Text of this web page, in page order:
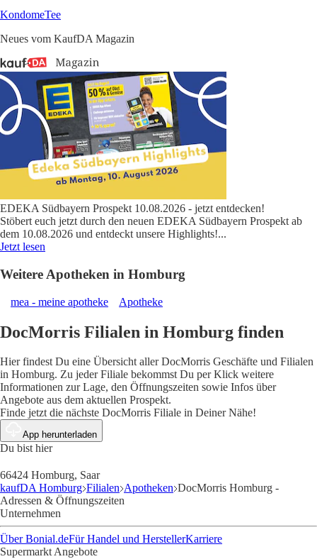
KondomeTee
Neues vom KaufDA Magazin
EDEKA Südbayern Prospekt 10.08.2026 - jetzt entdecken!
Stöbert euch jetzt durch den neuen EDEKA Südbayern Prospekt ab
dem 10.08.2026 und entdeckt unsere Highlights!...
Jetzt lesen
Weitere Apotheken in Homburg
mea - meine apotheke Apotheke
DocMorris Filialen in Homburg finden
Hier findest Du eine Übersicht aller DocMorris Geschäfte und Filialen
in Homburg. Zu jeder Filiale bekommst Du per Klick weitere
Informationen zur Lage, den Öffnungszeiten sowie Infos über
Angebote aus dem aktuellen Prospekt.
Finde jetzt die nächste DocMorris Filiale in Deiner Nähe!
App herunterladen
Du bist hier
66424 Homburg, Saar
kaufDA Homburg Filialen Apotheken DocMorris Homburg -
Adressen & Öffnungszeiten
Unternehmen
Über Bonial.deFür Handel und HerstellerKarriere
Supermarkt Angebote